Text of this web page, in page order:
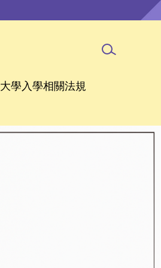
大學入學相關法規